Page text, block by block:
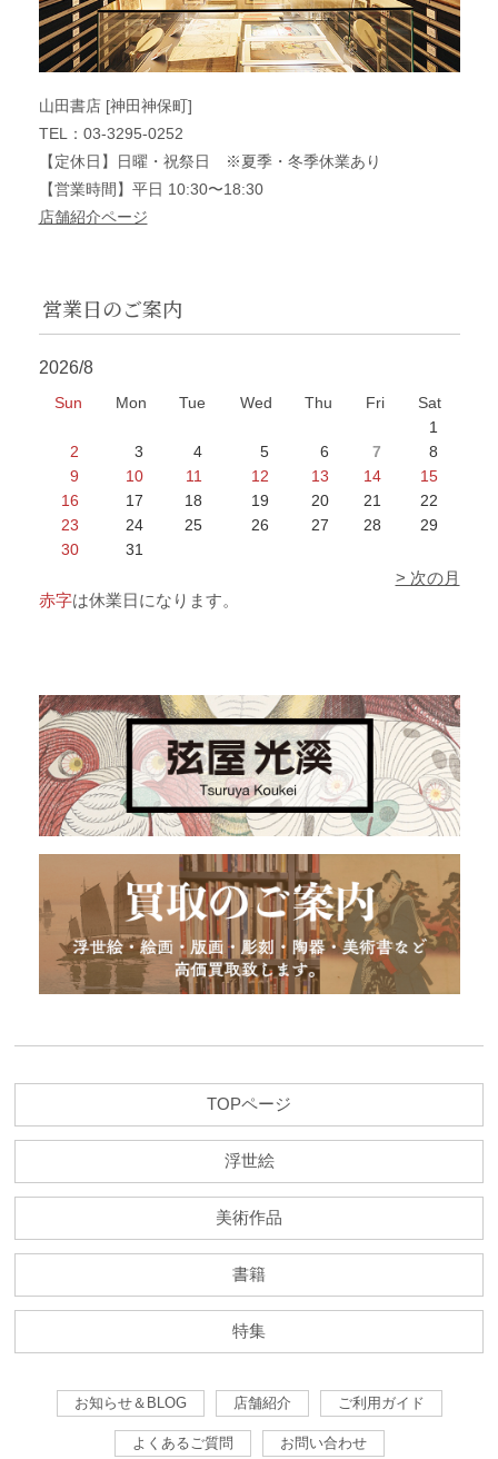
山田書店 [神田神保町]
TEL：03-3295-0252
【定休日】日曜・祝祭日 ※夏季・冬季休業あり
【営業時間】平日 10:30〜18:30
店舗紹介ページ
営業日のご案内
2026/8
Sun Mon Tue Wed Thu Fri
Sat
1
2
3 4 5 6 7
8
9
10 11 12 13 14
15
16
17 18 19 20 21
22
23
24 25 26 27 28
29
30
31
> 次の月
赤字は休業日になります。
TOPページ
浮世絵
美術作品
書籍
特集
お知らせ＆BLOG 店舗紹介 ご利用ガイド
よくあるご質問 お問い合わせ